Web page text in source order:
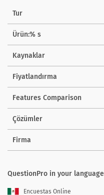
Tur
Ürün:% s
Kaynaklar
Fiyatlandırma
Features Comparison
Çözümler
Firma
QuestionPro in your language
Encuestas Online